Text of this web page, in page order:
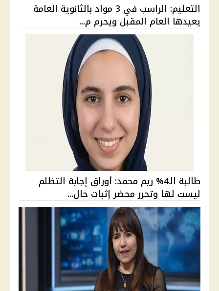
التعليم: الراسب في 3 مواد بالثانوية العامة
يعيدها العام المقبل ويحرم م...
طالبة الـ4% ريم محمد: أوراق إجابة التظلم
ليست لها وتحرر محضر إثبات حال...